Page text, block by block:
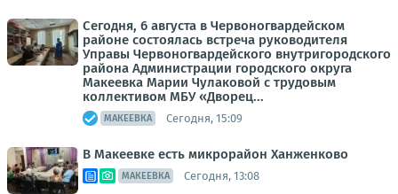
Сегодня, 6 августа в Червоногвардейском
районе состоялась встреча руководителя
Управы Червоногвардейского внутригородского
района Администрации городского округа
Макеевка Марии Чулаковой с трудовым
коллективом МБУ «Дворец...
МАКЕЕВКА Сегодня, 15:09
В Макеевке есть микрорайон Ханженково
МАКЕЕВКА Сегодня, 13:08